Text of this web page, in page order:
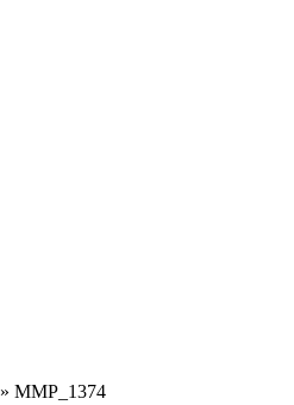
» MMP_1374